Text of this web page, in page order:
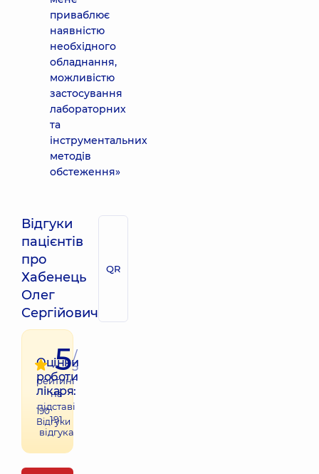
приваблює
наявністю
необхідного
обладнання,
можливістю
застосування
лабораторних
та
інструментальних
методів
обстеження»
Відгуки
пацієнтів
про
Хабенець
Олег
Сергійович
QR
Оцінки
роботи
лікаря:
190
Відгуки
5/
5
рейтинг
на
підставі
191
відгука